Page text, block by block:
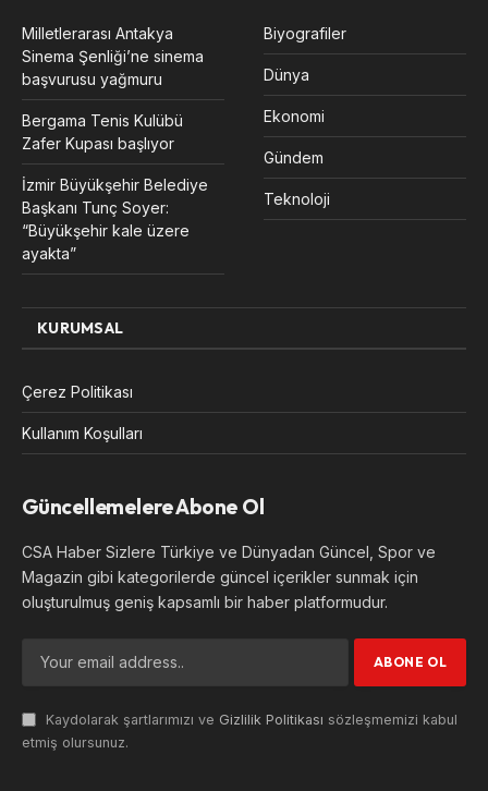
Milletlerarası Antakya
Sinema Şenliği’ne sinema
başvurusu yağmuru
Bergama Tenis Kulübü
Zafer Kupası başlıyor
İzmir Büyükşehir Belediye
Başkanı Tunç Soyer:
“Büyükşehir kale üzere
ayakta”
Biyografiler
Dünya
Ekonomi
Gündem
Teknoloji
KURUMSAL
Çerez Politikası
Kullanım Koşulları
Güncellemelere Abone Ol
CSA Haber Sizlere Türkiye ve Dünyadan Güncel, Spor ve
Magazin gibi kategorilerde güncel içerikler sunmak için
oluşturulmuş geniş kapsamlı bir haber platformudur.
Kaydolarak şartlarımızı ve Gizlilik Politikası sözleşmemizi kabul
etmiş olursunuz.